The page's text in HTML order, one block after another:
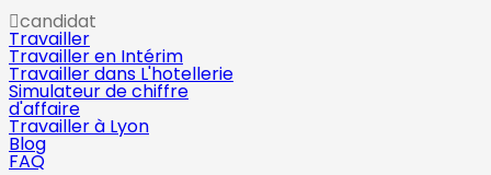
candidat
Travailler
Travailler en Intérim
Travailler dans L'hotellerie
Simulateur de chiffre
d'affaire
Travailler à Lyon
Blog
FAQ